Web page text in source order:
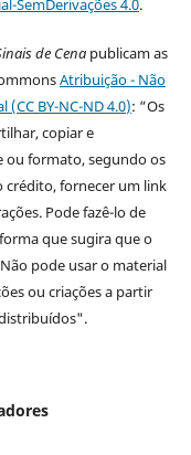
SemDerivações 4.0.
de Cenapublicam as
Atribuição - Não
BY-NC-ND 4.0): “Os
copiar e
ou formato, segundo os
crédito, fornecer um link
Pode fazê-lo de
que sugira que o
pode usar o material
ou criações a partir